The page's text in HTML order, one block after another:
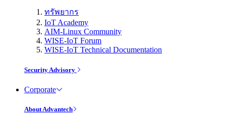
ทรัพยากร
IoT Academy
AIM-Linux Community
WISE-IoT Forum
WISE-IoT Technical Documentation
Security Advisory
Corporate
About Advantech